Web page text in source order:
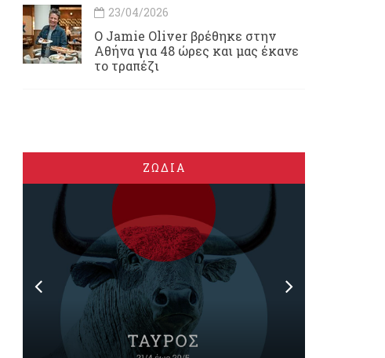
23/04/2026
Ο Jamie Oliver βρέθηκε στην
Αθήνα για 48 ώρες και μας έκανε
το τραπέζι
ΖΩΔΙΑ